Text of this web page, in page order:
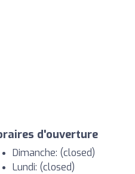
d'ouverture
Dimanche: (closed)
Lundi: (closed)